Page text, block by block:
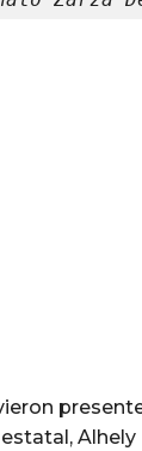
Alhely